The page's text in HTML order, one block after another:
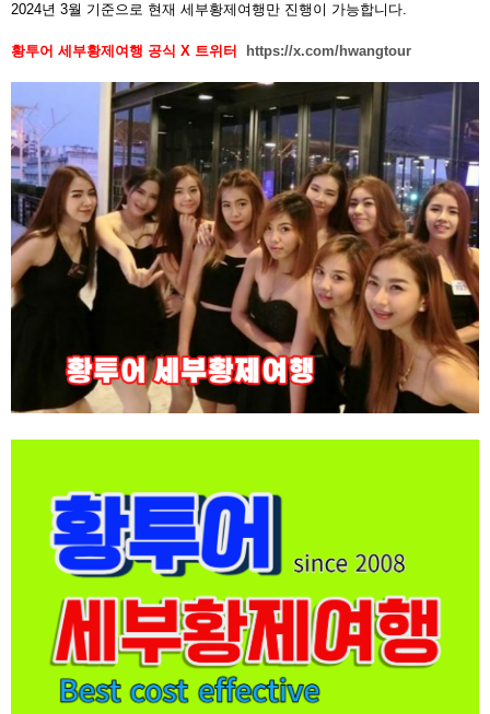
2024년 3월 기준으로 현재 세부황제여행만 진행이 가능합니다.
황투어 세부황제여행 공식 X 트위터 https://x.com/hwangtour